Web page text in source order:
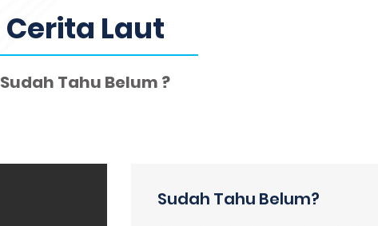
Cerita Laut
Sudah Tahu Belum ?
Sudah Tahu Belum?